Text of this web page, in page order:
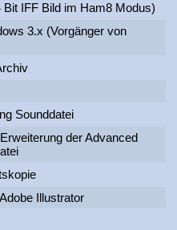
IFF Bild im Ham8 Modus)
3.x (Vorgänger von
Sounddatei
der Advanced
Illustrator